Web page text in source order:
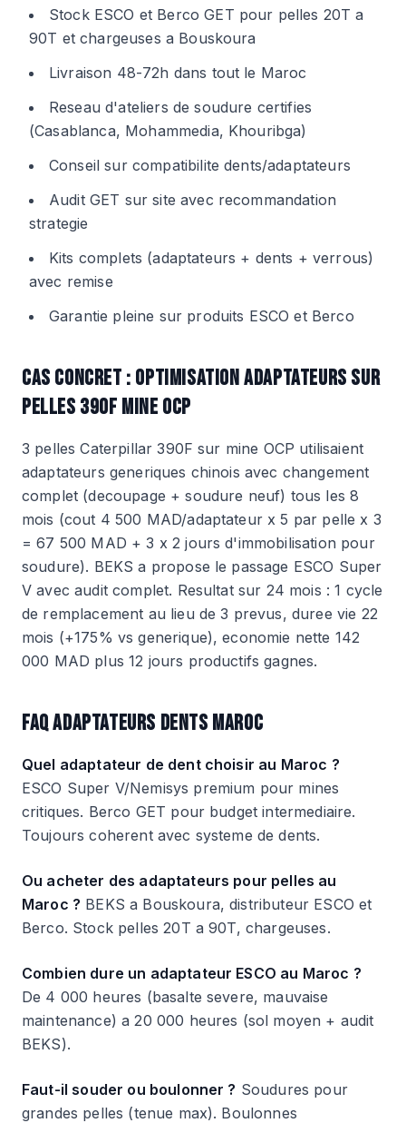
Stock ESCO et Berco GET pour pelles 20T a
90T et chargeuses a Bouskoura
Livraison 48-72h dans tout le Maroc
Reseau d'ateliers de soudure certifies
(Casablanca, Mohammedia, Khouribga)
Conseil sur compatibilite dents/adaptateurs
Audit GET sur site avec recommandation
strategie
Kits complets (adaptateurs + dents + verrous)
avec remise
Garantie pleine sur produits ESCO et Berco
CAS CONCRET : OPTIMISATION ADAPTATEURS SUR
PELLES 390F MINE OCP
3 pelles Caterpillar 390F sur mine OCP utilisaient
adaptateurs generiques chinois avec changement
complet (decoupage + soudure neuf) tous les 8
mois (cout 4 500 MAD/adaptateur x 5 par pelle x 3
= 67 500 MAD + 3 x 2 jours d'immobilisation pour
soudure). BEKS a propose le passage ESCO Super
V avec audit complet. Resultat sur 24 mois : 1 cycle
de remplacement au lieu de 3 prevus, duree vie 22
mois (+175% vs generique), economie nette 142
000 MAD plus 12 jours productifs gagnes.
FAQ ADAPTATEURS DENTS MAROC
Quel adaptateur de dent choisir au Maroc ?
ESCO Super V/Nemisys premium pour mines
critiques. Berco GET pour budget intermediaire.
Toujours coherent avec systeme de dents.
Ou acheter des adaptateurs pour pelles au
Maroc ? BEKS a Bouskoura, distributeur ESCO et
Berco. Stock pelles 20T a 90T, chargeuses.
Combien dure un adaptateur ESCO au Maroc ?
De 4 000 heures (basalte severe, mauvaise
maintenance) a 20 000 heures (sol moyen + audit
BEKS).
Faut-il souder ou boulonner ? Soudures pour
grandes pelles (tenue max). Boulonnes